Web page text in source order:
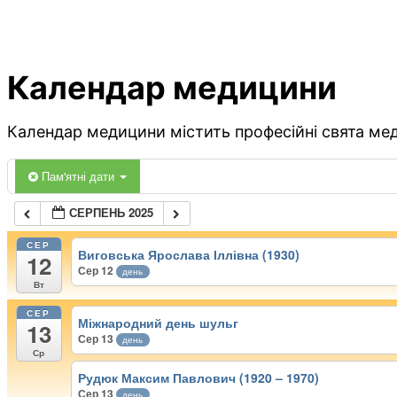
Календар медицини
Календар медицини містить професійні свята
Пам'ятні дати
СЕРПЕНЬ 2025
СЕР
12
Вт
Виговська Ярослава Іллівна (1930)
Сер 12 день
СЕР
13
Ср
Міжнародний день шульг
Сер 13 день
Рудюк Максим Павлович (1920 – 1970)
Сер 13 день